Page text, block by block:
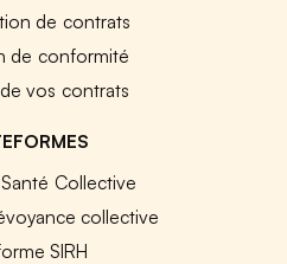
de contrats
de conformité
vos contrats
Collective
collective
SIRH